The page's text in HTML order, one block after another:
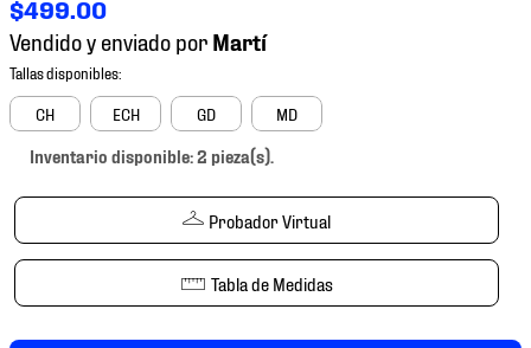
$499.00
Vendido y enviado por
CH ECH GD MD
Inventario disponible: 2 pieza(s).
Probador Virtual
Tabla de Medidas
3.
tenis
4
tenis futbol
jersey
6.
mochila
10. tenis nike